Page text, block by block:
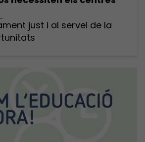
just i al servei de la